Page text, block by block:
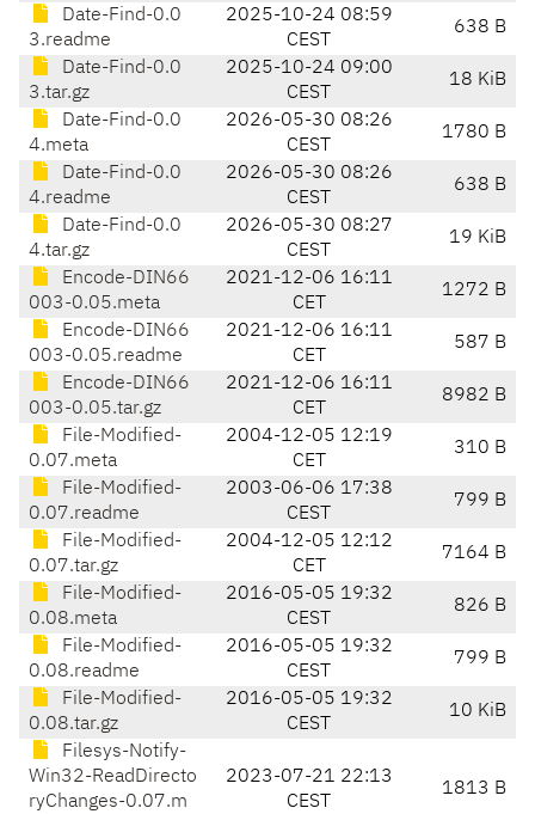
Date-Find-0.0
3.readme
2025-10-24 08:59
CEST
638 B
Date-Find-0.0
3.tar.gz
2025-10-24 09:00
CEST
18 KiB
Date-Find-0.0
4.meta
2026-05-30 08:26
CEST
1780 B
Date-Find-0.0
4.readme
2026-05-30 08:26
CEST
638 B
Date-Find-0.0
4.tar.gz
2026-05-30 08:27
CEST
19 KiB
Encode-DIN66
003-0.05.meta
2021-12-06 16:11
CET
1272 B
Encode-DIN66
003-0.05.readme
2021-12-06 16:11
CET
587 B
Encode-DIN66
003-0.05.tar.gz
2021-12-06 16:11
CET
8982 B
File-Modified-
0.07.meta
2004-12-05 12:19
CET
310 B
File-Modified-
0.07.readme
2003-06-06 17:38
CEST
799 B
File-Modified-
0.07.tar.gz
2004-12-05 12:12
CET
7164 B
File-Modified-
0.08.meta
2016-05-05 19:32
CEST
826 B
File-Modified-
0.08.readme
2016-05-05 19:32
CEST
799 B
File-Modified-
0.08.tar.gz
2016-05-05 19:32
CEST
10 KiB
Filesys-Notify-
Win32-ReadDirecto
ryChanges-0.07.m
2023-07-21 22:13
CEST
1813 B